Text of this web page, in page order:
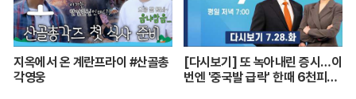
지옥에서 온 계란프라이 #산골총
각영웅
[다시보기] 또 녹아내린 증시…이
번엔 '중국발 급락' 한때 6천피도